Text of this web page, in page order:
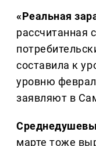
«Реальная
рассчитанная
составила к
уровню
заявляют в
марте тоже